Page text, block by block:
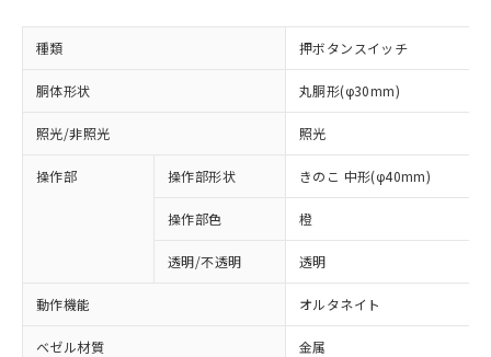
種類 押ボタンスイッチ
胴体形状 丸胴形(φ30mm)
照光/非照光 照光
操作部 操作部形状 きのこ 中形(φ40mm)
操作部色 橙
透明/不透明 透明
動作機能 オルタネイト
ベゼル材質 金属